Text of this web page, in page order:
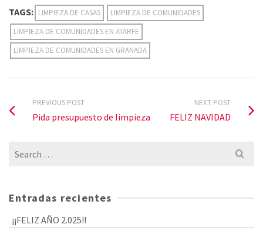
TAGS: LIMPIEZA DE CASAS
LIMPIEZA DE COMUNIDADES
LIMPIEZA DE COMUNIDADES EN ATARFE
LIMPIEZA DE COMUNIDADES EN GRANADA
PREVIOUS POST
Pida presupuesto de limpieza
NEXT POST
FELIZ NAVIDAD
Search
Entradas recientes
¡¡FELIZ AÑO 2.025!!